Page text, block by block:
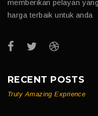
memberikan pelayan
harga terbaik untuk anda
RECENT POSTS
Truly Amazing Exprience